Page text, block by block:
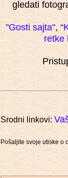
gledati
"Gosti sajta",
retke
Srodni linkovi:
Pošaljite svoje utiske o